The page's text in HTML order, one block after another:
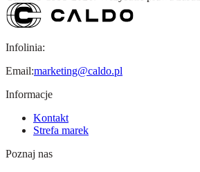
Infolinia:
Email:marketing@caldo.pl
Informacje
Kontakt
Strefa marek
Poznaj nas